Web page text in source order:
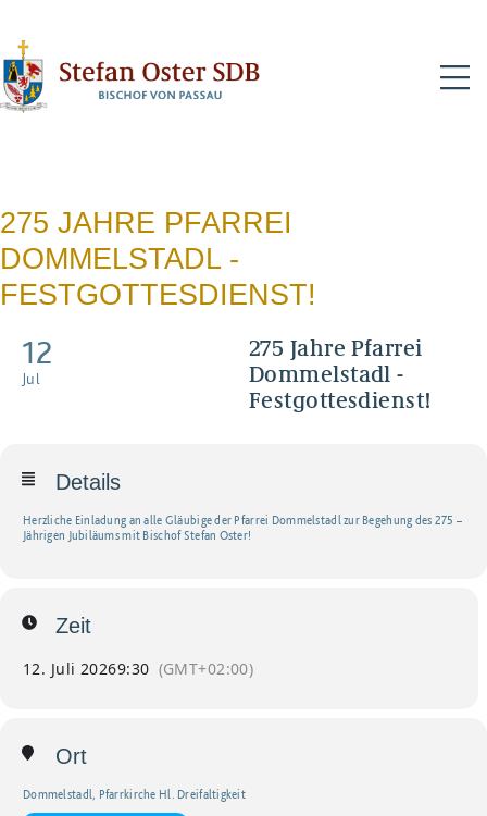
275 JAHRE PFARREI
DOMMELSTADL -
FESTGOTTESDIENST!
12
Jul
275 Jahre Pfarrei
Dommelstadl -
Festgottesdienst!
Details
Herzliche Einladung an alle Gläubige der Pfarrei Dommelstadl zur Begehung des 275 –
Jährigen Jubiläums mit Bischof Stefan Oster!
Zeit
12. Juli 20269:30 (GMT+02:00)
Ort
Dommelstadl, Pfarrkirche Hl. Dreifaltigkeit